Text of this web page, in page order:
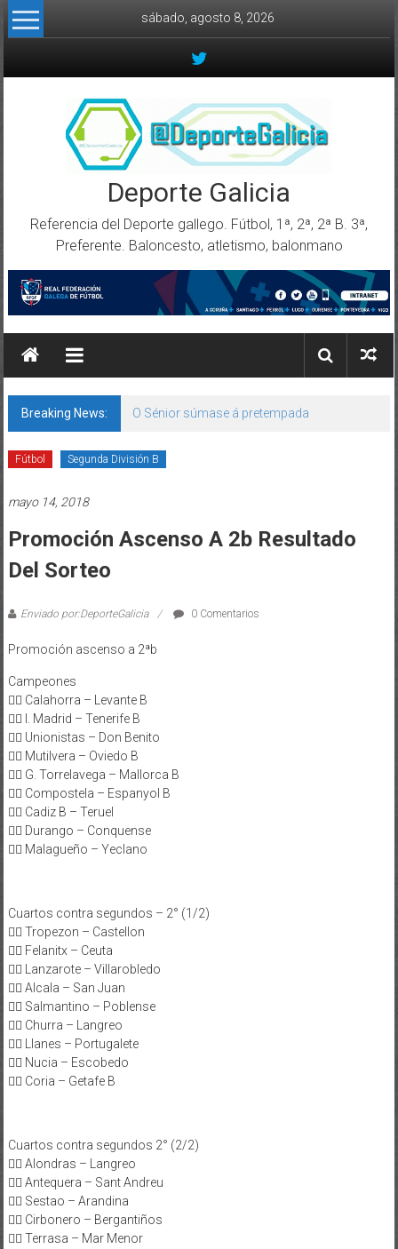
Skip to content
sábado, agosto 8, 2026
Deporte Galicia
Referencia del Deporte gallego. Fútbol, 1ª, 2ª, 2ª B. 3ª,
Preferente. Baloncesto, atletismo, balonmano
Breaking News: O Sénior súmase á pretempada
Fútbol Segunda División B
mayo 14, 2018
Promoción Ascenso A 2b Resultado
Del Sorteo
Enviado por:DeporteGalicia 0 Comentarios
Promoción ascenso a 2ªb
Campeones
👉🏻 Calahorra – Levante B
👉🏻 I. Madrid – Tenerife B
👉🏻 Unionistas – Don Benito
👉🏻 Mutilvera – Oviedo B
👉🏻 G. Torrelavega – Mallorca B
👉🏻 Compostela – Espanyol B
👉🏻 Cadiz B – Teruel
👉🏻 Durango – Conquense
👉🏻 Malagueño – Yeclano
Cuartos contra segundos – 2° (1/2)
👉🏻 Tropezon – Castellon
👉🏻 Felanitx – Ceuta
👉🏻 Lanzarote – Villarobledo
👉🏻 Alcala – San Juan
👉🏻 Salmantino – Poblense
👉🏻 Churra – Langreo
👉🏻 Llanes – Portugalete
👉🏻 Nucia – Escobedo
👉🏻 Coria – Getafe B
Cuartos contra segundos 2° (2/2)
👉🏻 Alondras – Langreo
👉🏻 Antequera – Sant Andreu
👉🏻 Sestao – Arandina
👉🏻 Cirbonero – Bergantiños
👉🏻 Terrasa – Mar Menor